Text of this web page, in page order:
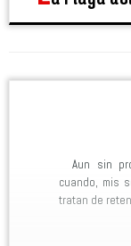
Aun sin
cuando, mis
tratan de